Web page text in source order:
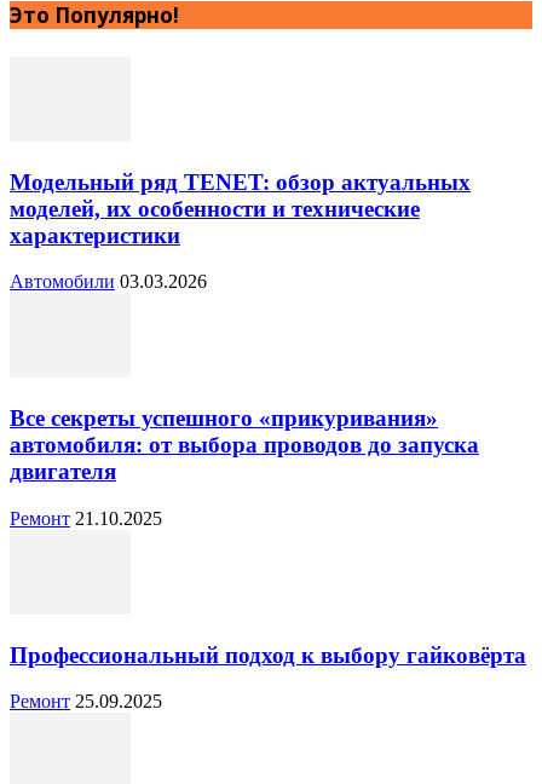
Это Популярно!
Модельный ряд TENET: обзор актуальных
моделей, их особенности и технические
характеристики
Автомобили 03.03.2026
Все секреты успешного «прикуривания»
автомобиля: от выбора проводов до запуска
двигателя
Ремонт 21.10.2025
Профессиональный подход к выбору гайковёрта
Ремонт 25.09.2025